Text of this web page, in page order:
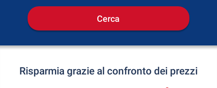
Cerca
Risparmia grazie al confronto dei prezzi